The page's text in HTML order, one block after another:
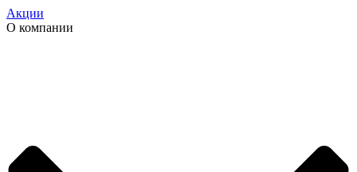
Акции
О компании